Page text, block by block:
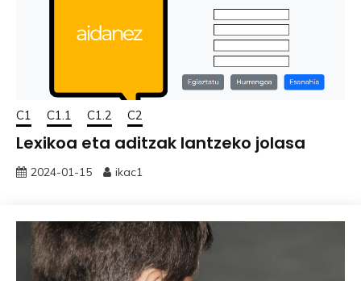
C1 C1.1 C1.2 C2
Lexikoa eta aditzak lantzeko jolasa
2024-01-15 ikac1